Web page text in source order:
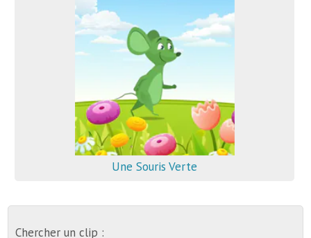
Une Souris Verte
Chercher un clip :